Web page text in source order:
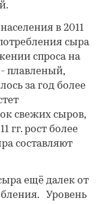
в 2011
сыра
спроса на
плавленый,
за год более
свежих сыров,
гг. рост более
составляют
ещё далек от
Уровень